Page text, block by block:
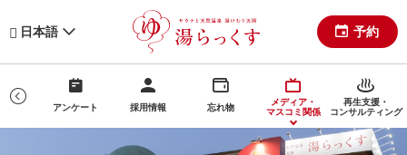
日本語 予約
グ アンケート 採用情報 忘れ物
メディア・
マスコミ関係
再生支援・
コンサルティング